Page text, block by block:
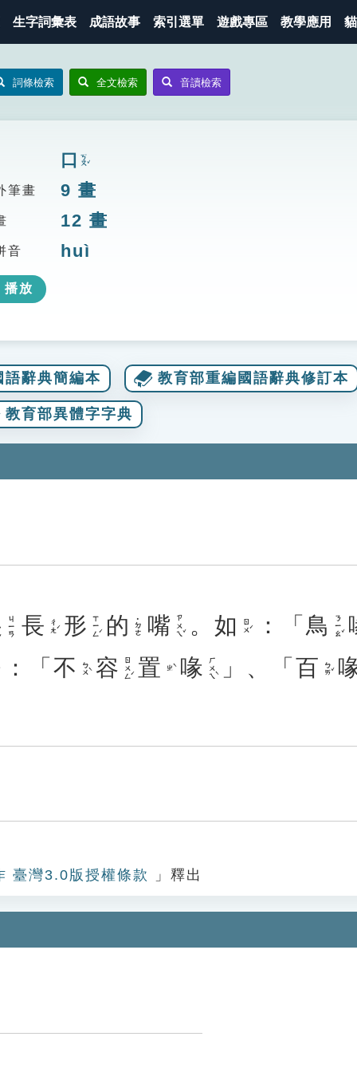
生字詞彙表 成語故事 索引選單 遊戲專區 教學應用
詞條檢索 全文檢索 音讀檢索
口 ㄎㄡˇ
筆畫 9 畫
12 畫
音 huì
播放
語辭典簡編本 教育部重編國語辭典修訂本
教育部異體字字典
ㄐㄧㄢ 長 ㄔㄤˊ 形 ㄒㄧㄥˊ 的 ˙ㄉㄜ 嘴 ㄗㄨㄟˇ 。如 ㄖㄨˊ ：「 鳥 ㄋㄧㄠˇ
：「 不 ㄅㄨˋ 容 ㄖㄨㄥˊ 置 ㄓˋ 喙 ㄏㄨㄟˋ 」、「百 ㄅㄞˇ
臺灣3.0版授權條款 」釋出